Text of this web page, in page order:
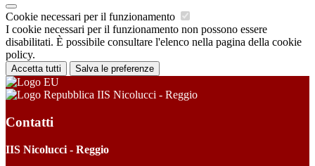
Cookie necessari per il funzionamento
I cookie necessari per il funzionamento non possono essere
disabilitati. È possibile consultare l'elenco nella pagina della cookie
policy.
Accetta tutti Salva le preferenze
IIS Nicolucci - Reggio
Contatti
IIS Nicolucci - Reggio